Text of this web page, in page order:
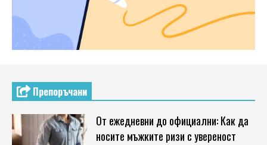
Препоръчани
От ежедневни до официални: Как да
носите мъжките ризи с увереност